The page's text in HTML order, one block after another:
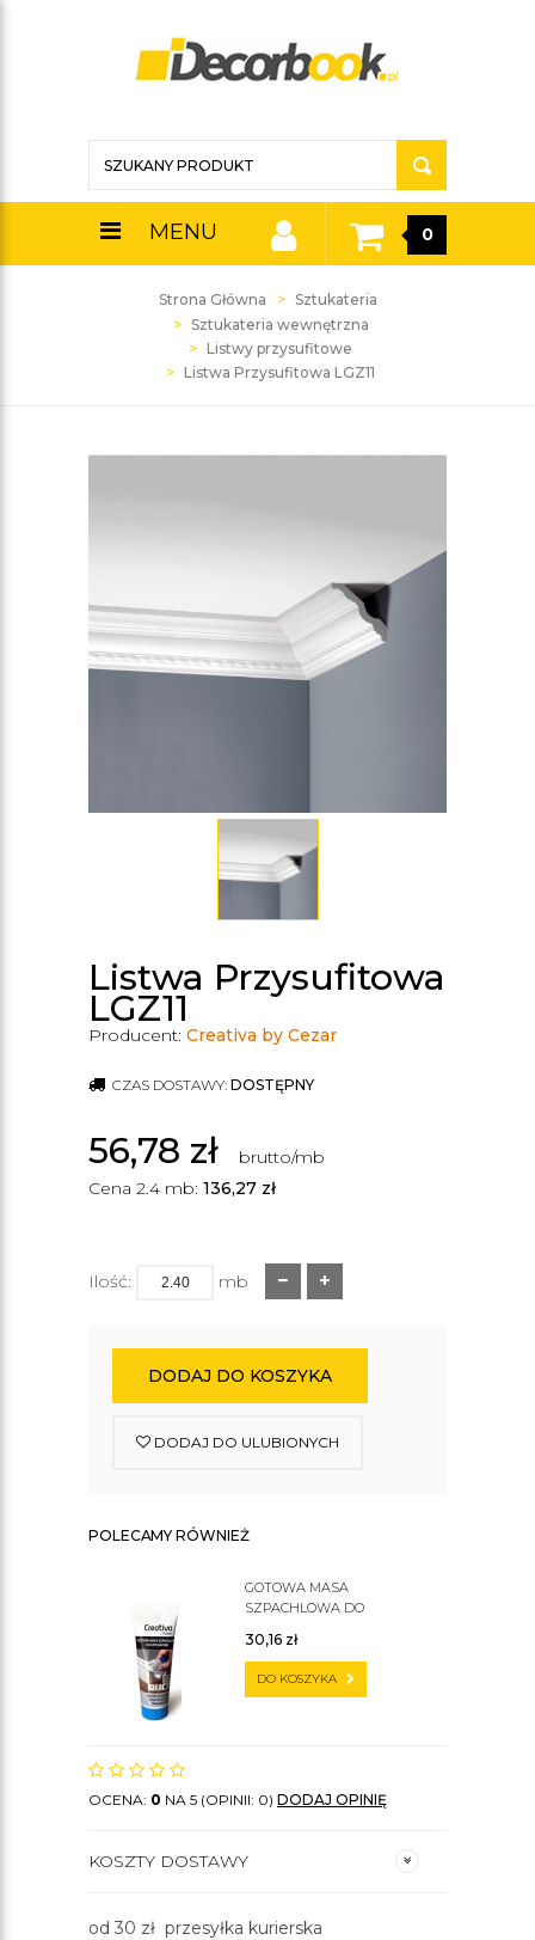
MENU 0
Strona Główna
Sztukateria
Sztukateria wewnętrzna
Listwy przysufitowe
Listwa Przysufitowa LGZ11
Listwa Przysufitowa
LGZ11
Producent: Creativa by Cezar
CZAS DOSTAWY: DOSTĘPNY
56,78 zł
brutto/mb
Cena 2.4 mb: 136,27 zł
Ilość: mb
DODAJ DO KOSZYKA
DODAJ DO ULUBIONYCH
POLECAMY RÓWNIEŻ
GOTOWA MASA
SZPACHLOWA DO
30,16 zł
DO KOSZYKA
OCENA: 0 NA 5 (OPINII: 0) DODAJ OPINIĘ
KOSZTY DOSTAWY
od 30 zł przesyłka kurierska